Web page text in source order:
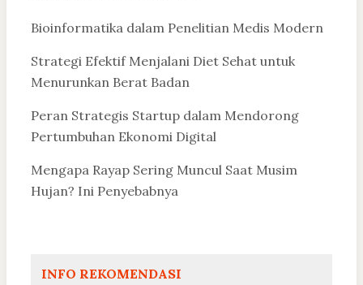
Bioinformatika dalam Penelitian Medis Modern
Strategi Efektif Menjalani Diet Sehat untuk
Menurunkan Berat Badan
Peran Strategis Startup dalam Mendorong
Pertumbuhan Ekonomi Digital
Mengapa Rayap Sering Muncul Saat Musim
Hujan? Ini Penyebabnya
INFO REKOMENDASI